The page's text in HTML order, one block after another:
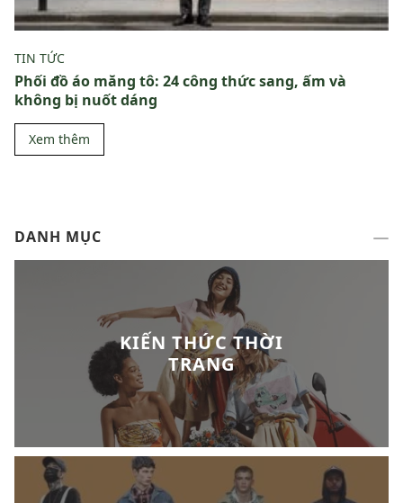
TIN TỨC
Phối đồ áo măng tô: 24 công thức sang, ấm và
không bị nuốt dáng
Xem thêm
DANH MỤC
KIẾN THỨC THỜI
TRANG